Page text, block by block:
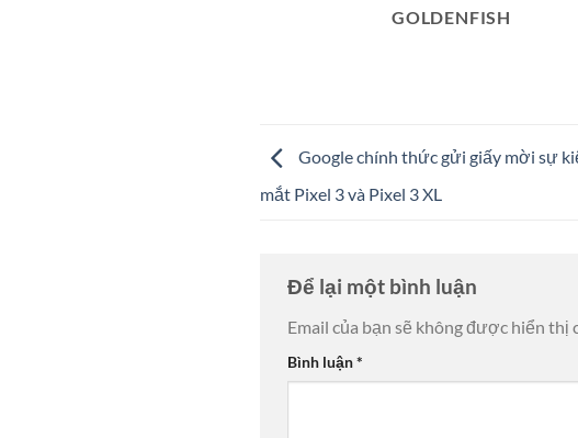
GOLDENFISH
Google chính thức gửi giấy mời sự
mắt Pixel 3 và Pixel 3 XL
Để lại một bình luận
Email của bạn sẽ không được hiển thị
Bình luận*